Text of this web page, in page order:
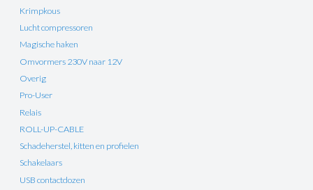
Krimpkous
Lucht compressoren
Magische haken
Omvormers 230V naar 12V
Overig
Pro-User
Relais
ROLL-UP-CABLE
Schadeherstel, kitten en profielen
Schakelaars
USB contactdozen